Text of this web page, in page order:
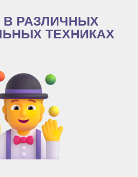
В РАЗЛИЧНЫХ
ТЕХНИКАХ